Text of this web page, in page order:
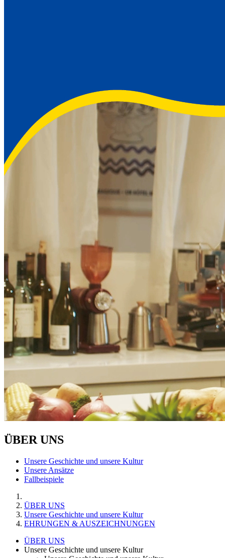
ÜBER UNS
Unsere Geschichte und unsere Kultur
Unsere Ansätze
Fallbeispiele
ÜBER UNS
Unsere Geschichte und unsere Kultur
EHRUNGEN & AUSZEICHNUNGEN
ÜBER UNS
Unsere Geschichte und unsere Kultur